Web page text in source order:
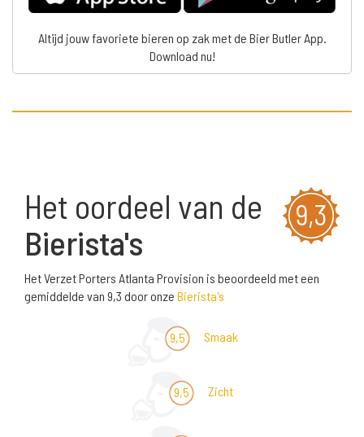
Altijd jouw favoriete bieren op zak met de Bier Butler App.
Download nu!
9,3
Het oordeel van de
Bierista's
Het Verzet Porters Atlanta Provision is beoordeeld met een
gemiddelde van 9,3 door onze Bierista's
9,5 Smaak
9,5 Zicht